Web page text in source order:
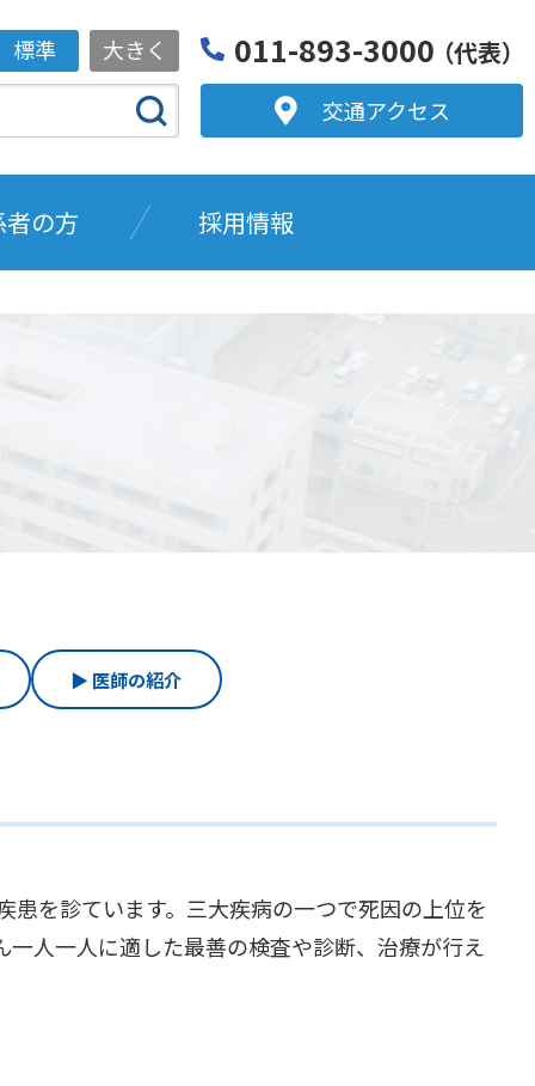
標準 大きく 011-893-3000 （代表）
交通アクセス
者の方 採用情報
▶ 医師の紹介
を診ています。三大疾病の一つで死因の上位を
人一人に適した最善の検査や診断、治療が行え